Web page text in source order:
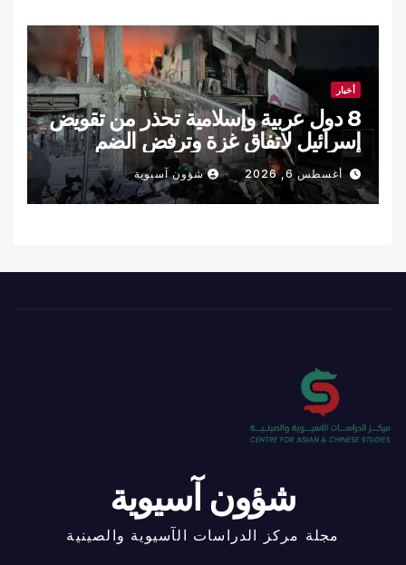
أخبار
8 دول عربية وإسلامية تحذر من تقويض
إسرائيل لاتفاق غزة وترفض الضم
والتهجير
أغسطس 6, 2026 شؤون آسيوية
شؤون آسيوية
مجلة مركز الدراسات الآسيوية والصينية